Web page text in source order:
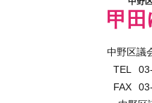
甲
中野区議